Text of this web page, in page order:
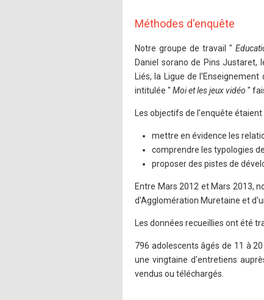
Méthodes d'enquête
Notre groupe de travail "
Daniel sorano de Pins Justaret,
Liés, la Ligue de
intitulée " Moi et les jeux vidéo "
Les objectifs de l'enquête étaient
mettre en évidence les
comprendre les typologies
proposer des pistes de
Entre Mars 2012 et Mars 2013,
d'Agglomération Muretaine et
Les données recueillies ont été
796 adolescents âgés de 11 à
une vingtaine d'entretiens
vendus ou téléchargés.